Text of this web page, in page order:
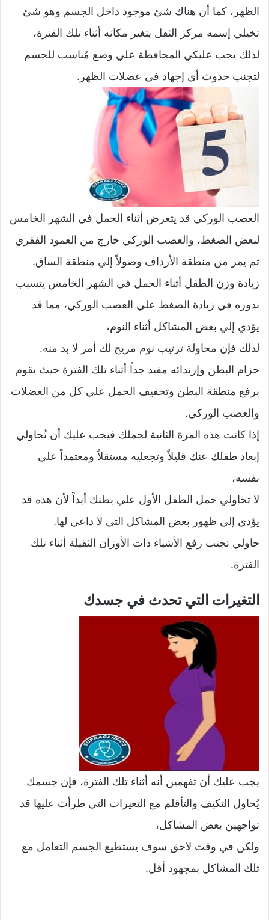
الظهر، كما أن هناك شئ موجود داخل الجسم وهو شئ
تخيلي إسمه مركز الثقل يتغير مكانه أثناء تلك الفترة،
لذلك يجب عليكي المحافظة علي وضع مُناسب للجسم
لتجنب حدوث أي إجهاد في عضلات الظهر.
العصب الوركي قد يتعرض أثناء الحمل في الشهر الخامس
لبعض الضغط، والعصب الوركي خارج من العمود الفقري
ثم يمر من منطقة الأرداف وصولاً إلي منطقة الساق.
زيادة وزن الطفل أثناء الحمل في الشهر الخامس يتسبب
بدوره في زيادة الضغط علي العصب الوركي، مما قد
يؤدي إلي بعض المشاكل أثناء النوم،
لذلك فإن محاولة ترتيب نوم مريح لك أمر لا بد منه.
حزام البطن وإرتدائه مفيد جداً أثناء تلك الفترة حيث يقوم
برفع منطقة البطن وتخفيف الحمل علي كل من العضلات
والعصب الوركي.
إذا كانت هذه المرة الثانية لحملك فيجب عليك أن تُحاولي
إبعاد طفلك عنك قليلاً وتجعليه مستقلاً ومعتمداً علي
نفسه،
لا تحاولي حمل الطفل الأول علي بطنك أبداً لأن هذه قد
يؤدي إلي ظهور بعض المشاكل التي لا داعي لها.
حاولي تجنب رفع الأشياء ذات الأوزان الثقيلة أثناء تلك
الفترة.
التغيرات التي تحدث في جسدك
يجب عليك أن تفهمين أنه أثناء تلك الفترة، فإن جسمك
يُحاول التكيف والتأقلم مع التغيرات التي طرأت عليها قد
تواجهين بعض المشاكل،
ولكن في وقت لاحق سوف يستطيع الجسم التعامل مع
تلك المشاكل بمجهود أقل.